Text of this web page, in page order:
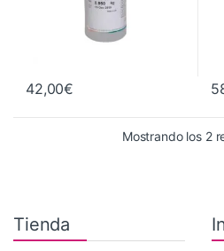
42,00€
Mostrando los 2
Tienda